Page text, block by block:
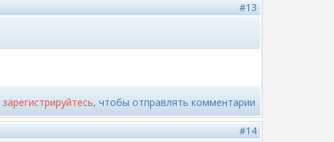
#13
зарегистрируйтесь, чтобы отправлять комментарии
#14